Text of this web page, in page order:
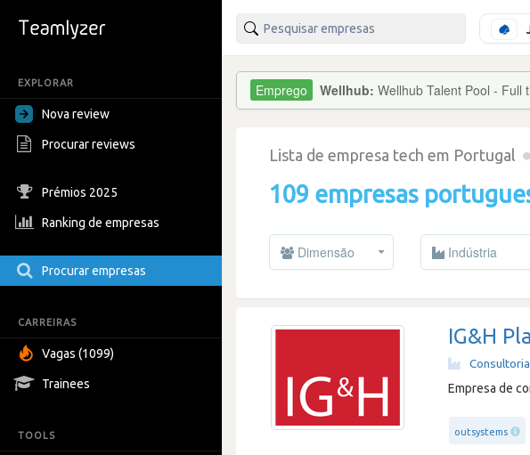
EXPLORAR
Nova review
Procurar reviews
Prémios 2025
Ranking de empresas
Procurar empresas
CARREIRAS
Vagas (1099)
Trainees
TOOLS
Wellhub: Wellhub Talent Pool - Full
Lista de empresa tech em Portugal
109 empresas
Dimensão Indústria
IG&H
Empresa de
outsystems